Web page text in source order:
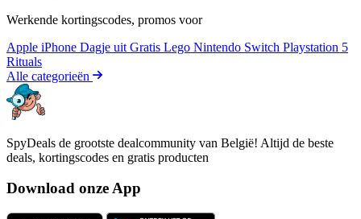
Werkende kortingscodes, promos voor
Apple iPhone Dagje uit Gratis Lego Nintendo Switch Playstation 5
Rituals
Alle categorieën
SpyDeals de grootste dealcommunity van België! Altijd de beste
deals, kortingscodes en gratis producten
Download onze App